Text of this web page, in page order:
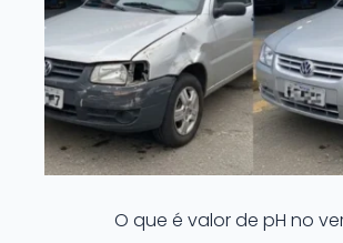
O que é valor de pH no